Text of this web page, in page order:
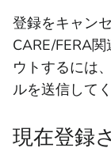
登録をキャン
CARE/FERA
ウトするには、
ルを送信して
現在登録